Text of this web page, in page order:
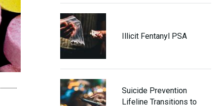
Illicit Fentanyl PSA
Suicide Prevention
Lifeline Transitions to